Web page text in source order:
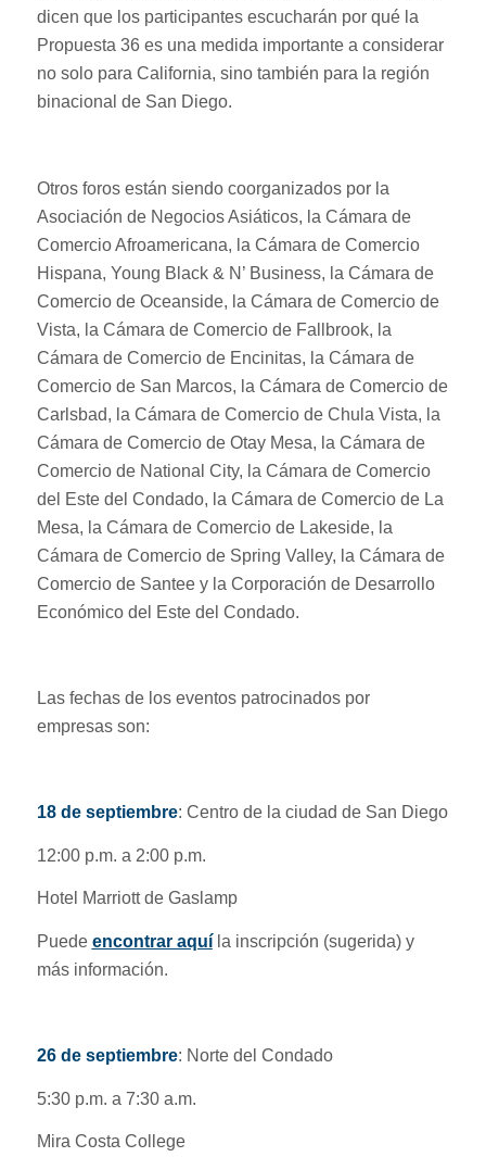
dicen que los participantes escucharán por qué la
Propuesta 36 es una medida importante a considerar
no solo para California, sino también para la región
binacional de San Diego.
Otros foros están siendo coorganizados por la
Asociación de Negocios Asiáticos, la Cámara de
Comercio Afroamericana, la Cámara de Comercio
Hispana, Young Black & N’ Business, la Cámara de
Comercio de Oceanside, la Cámara de Comercio de
Vista, la Cámara de Comercio de Fallbrook, la
Cámara de Comercio de Encinitas, la Cámara de
Comercio de San Marcos, la Cámara de Comercio de
Carlsbad, la Cámara de Comercio de Chula Vista, la
Cámara de Comercio de Otay Mesa, la Cámara de
Comercio de National City, la Cámara de Comercio
del Este del Condado, la Cámara de Comercio de La
Mesa, la Cámara de Comercio de Lakeside, la
Cámara de Comercio de Spring Valley, la Cámara de
Comercio de Santee y la Corporación de Desarrollo
Económico del Este del Condado.
Las fechas de los eventos patrocinados por
empresas son:
18 de septiembre: Centro de la ciudad de San Diego
12:00 p.m. a 2:00 p.m.
Hotel Marriott de Gaslamp
Puede encontrar aquíla inscripción (sugerida) y
más información.
26 de septiembre: Norte del Condado
5:30 p.m. a 7:30 a.m.
Mira Costa College